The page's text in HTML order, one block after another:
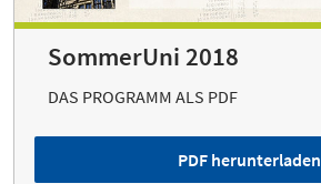
SommerUni 2018
DAS PROGRAMM ALS PDF
PDF herunterladen